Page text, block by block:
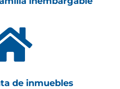
de inmuebles